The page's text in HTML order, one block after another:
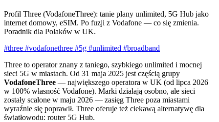
Profil Three (VodafoneThree): tanie plany unlimited, 5G Hub jako
internet domowy, eSIM. Po fuzji z Vodafone — co się zmienia.
Poradnik dla Polaków w UK.
#three #vodafonethree #5g #unlimited #broadband
Three to operator znany z taniego, szybkiego unlimited i mocnej
sieci 5G w miastach. Od 31 maja 2025 jest częścią grupy
VodafoneThree — największego operatora w UK (od lipca 2026
w 100% własność Vodafone). Marki działają osobno, ale sieci
zostały scalone w maju 2026 — zasięg Three poza miastami
wyraźnie się poprawił. Three oferuje też ciekawą alternatywę dla
światłowodu: router 5G Hub.